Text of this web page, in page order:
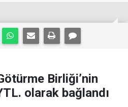
Birliği’nin
olarak bağlandı